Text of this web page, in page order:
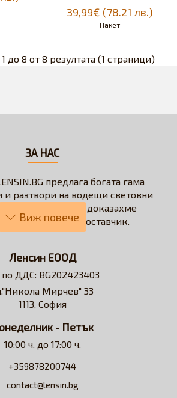
39,99€ (78.21 лв.)
Пакет
до 8 от 8 резултата (1 страници)
ЗА НАС
предлага богата гама
и разтвори на водещи световни
годините се доказахме
и коректен доставчик.
лесно, удобно и изгодно
потребител на контактни лещи.
професионални съвети и
избора на контактни лещи и
Ленсин ЕООД
ДДС: BG202423403
Мирчев" 33
1113, София
- Петък
10:00 ч. до 17:00 ч.
+359878200744
contact@lensin.bg